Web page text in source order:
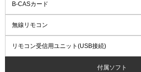
B-CASカード
無線リモコン
リモコン受信用ユニット(USB接続)
付属ソフト